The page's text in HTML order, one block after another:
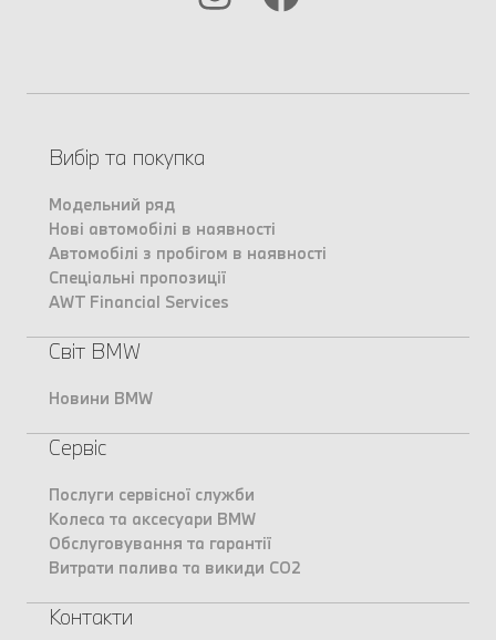
Вибір та покупка
Модельний ряд
Нові автомобілі в наявності
Автомобілі з пробігом в наявності
Спеціальні пропозиції
AWT Financial Services
Світ BMW
Новини BMW
Сервіс
Послуги сервісної служби
Колеса та аксесуари BMW
Обслуговування та гарантії
Витрати палива та викиди CO2
Контакти